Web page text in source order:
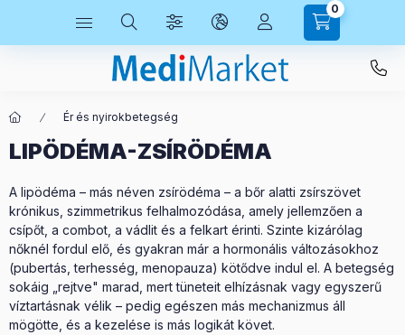
0
Ér és nyirokbetegség
LIPÖDÉMA-ZSÍRÖDÉMA
A lipödéma – más néven zsírödéma – a bőr alatti zsírszövet
krónikus, szimmetrikus felhalmozódása, amely jellemzően a
csípőt, a combot, a vádlit és a felkart érinti. Szinte kizárólag
nőknél fordul elő, és gyakran már a hormonális változásokhoz
(pubertás, terhesség, menopauza) kötődve indul el. A betegség
sokáig „rejtve" marad, mert tüneteit elhízásnak vagy egyszerű
víztartásnak vélik – pedig egészen más mechanizmus áll
mögötte, és a kezelése is más logikát követ.